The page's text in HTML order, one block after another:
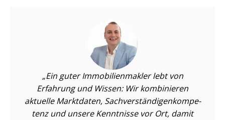
Ein guter Im­mo­bi­li­en­mak­ler lebt von
Erfahrung und Wissen: Wir kombinieren
aktuelle Marktdaten, Sach­ver­stän­di­gen­kom­pe­
tenz und unsere Kenntnisse vor Ort, damit